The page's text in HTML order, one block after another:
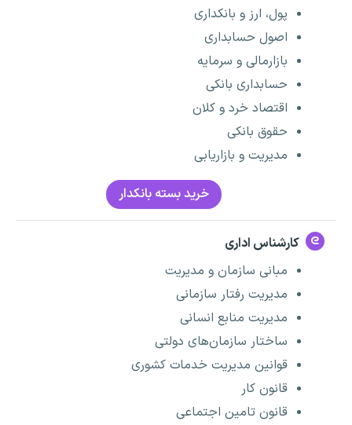
پول، ارز و بانکداری
اصول حسابداری
بازارمالی و سرمایه
حسابداری بانکی
اقتصاد خرد و کلان
حقوق بانکی
مدیریت و بازاریابی
خرید بسته بانکدار
کارشناس اداری
مبانی سازمان و مدیریت
مدیریت رفتار سازمانی
مدیریت منابع انسانی
ساختار سازمان‌های دولتی
قوانین مدیریت خدمات کشوری
قانون کار
قانون تامین اجتماعی